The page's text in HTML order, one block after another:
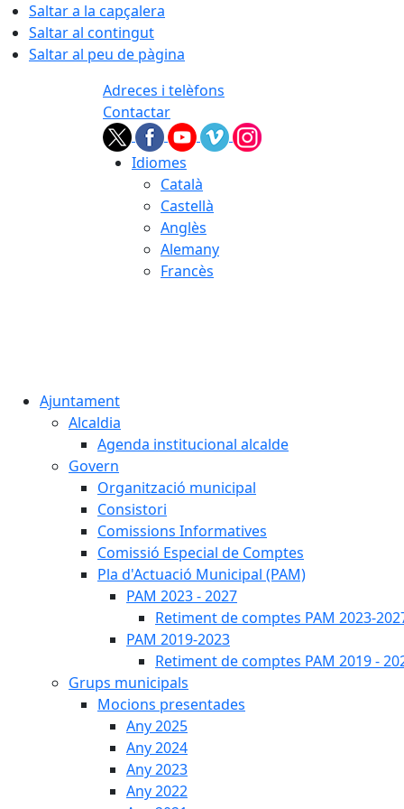
Saltar a la capçalera
Saltar al contingut
Saltar al peu de pàgina
Adreces i telèfons
Contactar
Idiomes
Català
Castellà
Anglès
Alemany
Francès
Ajuntament
Alcaldia
Agenda institucional alcalde
Govern
Organització municipal
Consistori
Comissions Informatives
Comissió Especial de Comptes
Pla d'Actuació Municipal (PAM)
PAM 2023 - 2027
Retiment de comptes PAM 2023-
PAM 2019-2023
Retiment de comptes PAM 2019 -
Grups municipals
Mocions presentades
Any 2025
Any 2024
Any 2023
Any 2022